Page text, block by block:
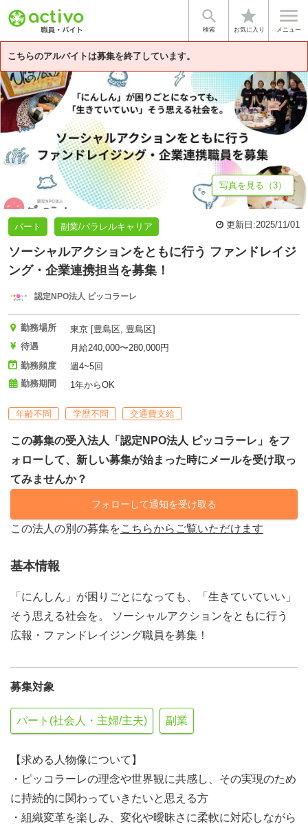

検索
star
お気に入り

メニュー
こちらのアルバイトは募集を終了しています。
基本情報 募集詳細 代表者メッセージ 法人
写真を見る（3）
パート 副業/パラレルキャリア 更新日:2025/11/01
ソーシャルアクションをともに行う ファンドレイジ
ング・企業連携担当を募集！
認定NPO法人 ピッコラーレ
勤務場所
東京 [豊島区, 豊島区]
待遇
月給240,000〜280,000円
勤務頻度
週4~5回
勤務期間
1年からOK
年齢不問 学歴不問 交通費支給
この募集の受入法人「認定NPO法人 ピッコラーレ」をフ
ォローして、新しい募集が始まった時にメールを受け取っ
てみませんか？
フォローして通知を受け取る
この法人の別の募集をこちらからご覧いただけます
基本情報
「にんしん」が困りごとになっても、「生きていていい」
そう思える社会を。 ソーシャルアクションをともに行う
広報・ファンドレイジング職員を募集！
募集対象
パート(社会人・主婦/主夫) 副業
【求める人物像について】
・ピッコラーレの理念や世界観に共感し、その実現のため
に持続的に関わっていきたいと思える方
・組織変革を楽しみ、変化や曖昧さに柔軟に対応しながら